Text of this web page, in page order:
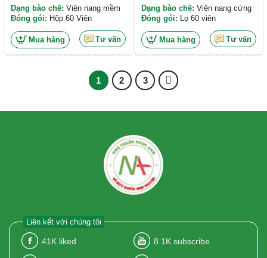
Dạng bào chế: Viên nang mềm
Đóng gói: Hộp 60 Viên
Mua hàng Tư vấn
Dạng bào chế: Viên nang cứng
Đóng gói: Lọ 60 viên
Mua hàng Tư vấn
1 2 3
Liên kết với chúng tôi
41K liked 8.1K subscribe